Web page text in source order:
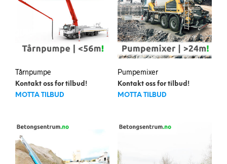
Tårnpumpe
Kontakt oss for tilbud!
MOTTA TILBUD
Pumpemixer
Kontakt oss for tilbud!
MOTTA TILBUD